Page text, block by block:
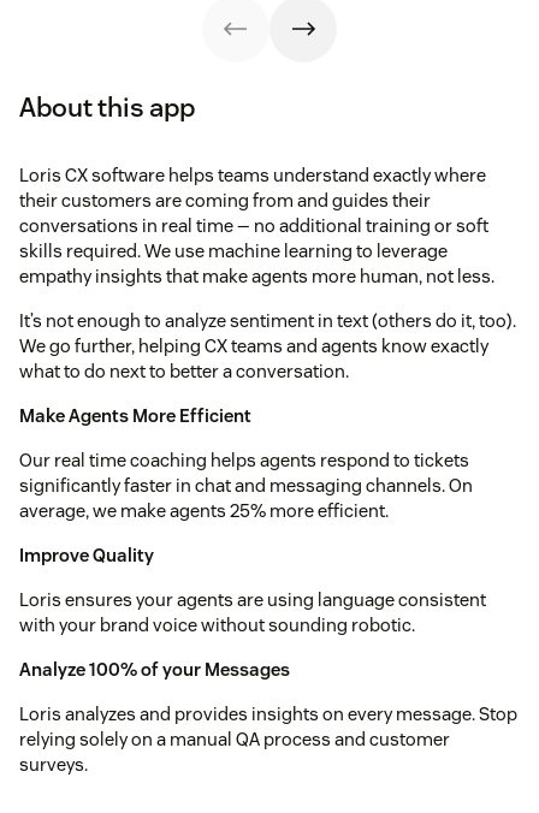
About this app
Loris CX software helps teams understand exactly where
their customers are coming from and guides their
conversations in real time — no additional training or soft
skills required. We use machine learning to leverage
empathy insights that make agents more human, not less.
It’s not enough to analyze sentiment in text (others do it, too).
We go further, helping CX teams and agents know exactly
what to do next to better a conversation.
Make Agents More Efficient
Our real time coaching helps agents respond to tickets
significantly faster in chat and messaging channels. On
average, we make agents 25% more efficient.
Improve Quality
Loris ensures your agents are using language consistent
with your brand voice without sounding robotic.
Analyze 100% of your Messages
Loris analyzes and provides insights on every message. Stop
relying solely on a manual QA process and customer
surveys.